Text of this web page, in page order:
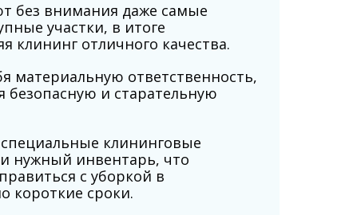
без внимания даже самые
участки, в итоге
клининг отличного качества.
материальную ответственность,
безопасную и старательную
клининговые
нужный инвентарь, что
с уборкой в
короткие сроки.